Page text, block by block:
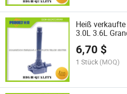
Heiß
3.0L 3.6L
Light 3.2L
Challenger
Chrysler
6,70 $
1 Stück (MOQ)